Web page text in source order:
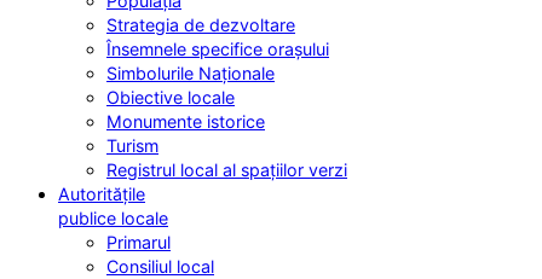
Strategia de dezvoltare
Însemnele specifice orașului
Simbolurile Naționale
Obiective locale
Monumente istorice
Turism
Registrul local al spațiilor verzi
Autoritățile
publice locale
Primarul
Consiliul local